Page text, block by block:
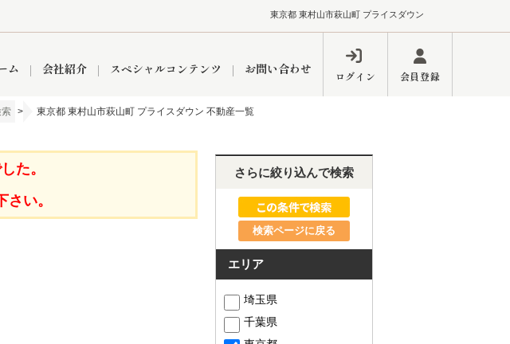
東京都 東村山市萩山町 プライスダウン
覧履歴
売却コラム
練馬区
ム
【東京】補助金・助成金
会社紹介
インフォメーション ブログ
丘営業所 東久留米営業所
スペシャルコンテンツ
ース
お問い合わせ
プライバシーポリシー
ログイン 会員登録
> 東京都 東村山市萩山町 プライスダウン 不動産一覧
た。
い。
さらに絞り込んで検索
検索ページに戻る
エリア
埼玉県
千葉県